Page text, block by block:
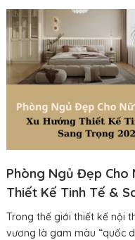
Phòng Ngủ Đẹp Cho
Thiết Kế Tinh Tế &
Trong thế giới thiết kế nội
vương là gam màu “quốc